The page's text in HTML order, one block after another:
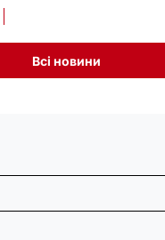
Всі новини